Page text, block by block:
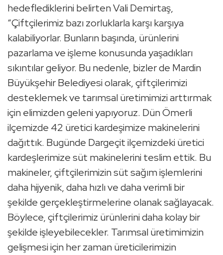
hedeflediklerini belirten Vali Demirtaş,
“Çiftçilerimiz bazı zorluklarla karşı karşıya
kalabiliyorlar. Bunların başında, ürünlerini
pazarlama ve işleme konusunda yaşadıkları
sıkıntılar geliyor. Bu nedenle, bizler de Mardin
Büyükşehir Belediyesi olarak, çiftçilerimizi
desteklemek ve tarımsal üretimimizi arttırmak
için elimizden geleni yapıyoruz. Dün Ömerli
ilçemizde 42 üretici kardeşimize makinelerini
dağıttık. Bugünde Dargeçit ilçemizdeki üretici
kardeşlerimize süt makinelerini teslim ettik. Bu
makineler, çiftçilerimizin süt sağım işlemlerini
daha hijyenik, daha hızlı ve daha verimli bir
şekilde gerçekleştirmelerine olanak sağlayacak.
Böylece, çiftçilerimiz ürünlerini daha kolay bir
şekilde işleyebilecekler. Tarımsal üretimimizin
gelişmesi için her zaman üreticilerimizin